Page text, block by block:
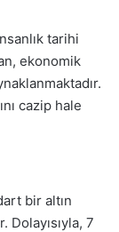
tarihi
ekonomik
cazip hale
bir altın
Dolayısıyla, 7